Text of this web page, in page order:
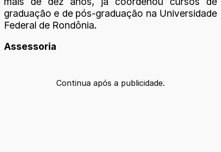
graduação e de pós-graduação na Universidade
Federal de Rondônia.
Assessoria
Continua após a publicidade.